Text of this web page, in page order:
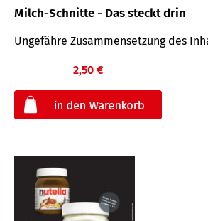
Milch-Schnitte - Das steckt drin
Ungefähre Zu­sammen­setzung des
2,50 €